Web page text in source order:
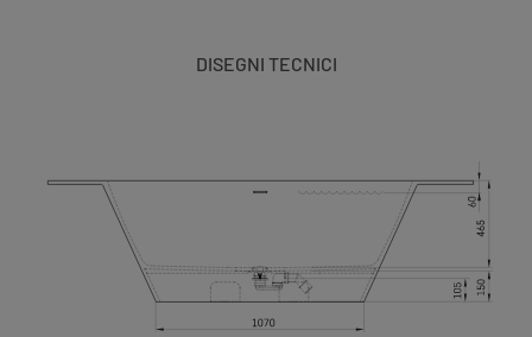
DISEGNI TECNICI